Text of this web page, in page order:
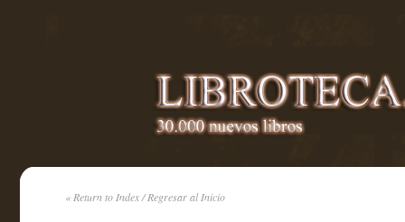
« Return to Index / Regresar al Inicio